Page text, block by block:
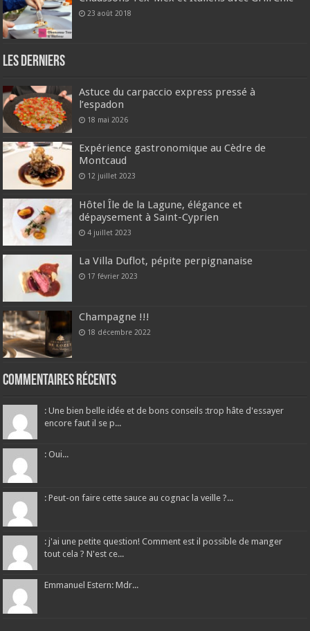
23 août 2018
Les derniers
Astuce du carpaccio express pressé à
l’espadon
18 mai 2026
Expérience gastronomique au Cèdre de
Montcaud
12 juillet 2023
Hôtel Île de la Lagune, élégance et
dépaysement à Saint-Cyprien
4 juillet 2023
La Villa Duflot, pépite perpignanaise
17 février 2023
Champagne !!!
18 décembre 2022
Commentaires récents
: Une bien belle idée et de bons conseils :trop hâte d'essayer
encore faut il se p...
: Oui...
: Peut-on faire cette sauce au cognac la veille ?...
: j'ai une petite question! Comment est il possible de manger
tout cela ? N'est ce...
Emmanuel Estern: Mdr...